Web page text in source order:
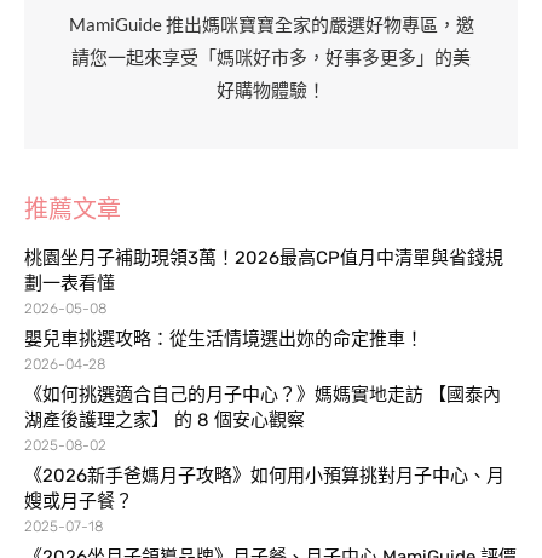
MamiGuide 推出媽咪寶寶全家的嚴選好物專區，邀
請您一起來享受「媽咪好市多，好事多更多」的美
好購物體驗！
推薦文章
桃園坐月子補助現領3萬！2026最高CP值月中清單與省錢規
劃一表看懂
2026-05-08
嬰兒車挑選攻略：從生活情境選出妳的命定推車！
2026-04-28
《如何挑選適合自己的月子中心？》媽媽實地走訪 【國泰內
湖產後護理之家】 的 8 個安心觀察
2025-08-02
《2026新手爸媽月子攻略》如何用小預算挑對月子中心、月
嫂或月子餐？
2025-07-18